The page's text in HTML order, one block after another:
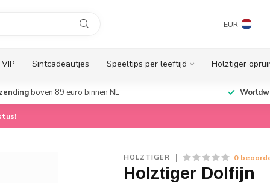
EUR
Sintcadeautjes Speeltips per leeftijd Holztiger
boven 89 euro binnen NL
HOLZTIGER 0
Holztiger Dolfijn